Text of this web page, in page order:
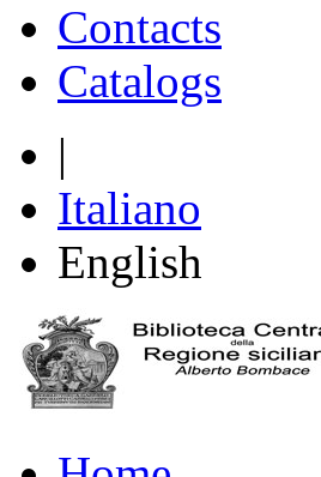
Contacts
Catalogs
|
Italiano
English